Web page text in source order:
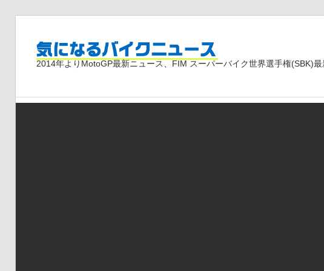
気
に
2014年よりMotoGP最新ニュース、FIM スーパーバイク世界選手権(SBK)